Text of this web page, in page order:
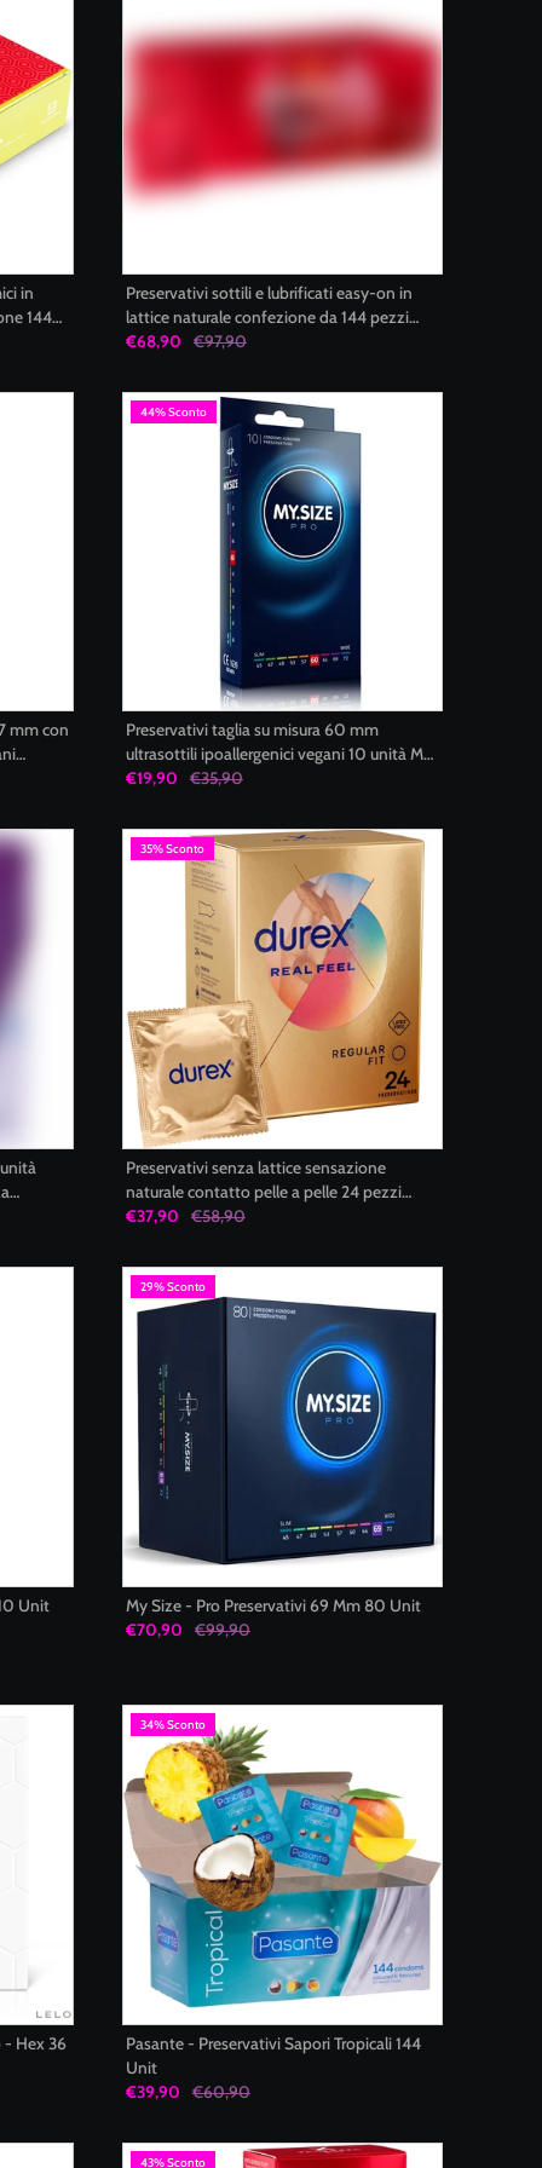
in
144
Preservativi sottili e lubrificati easy-on in
lattice naturale confezione da 144 pezzi
sensitive soft durex condoms
€68,90 €97,90
mm con
44% Sconto
Preservativi taglia su misura 60 mm
ultrasottili ipoallergenici vegani 10 unità MY
SIZE PRO
€19,90 €35,90
35% Sconto
Preservativi senza lattice sensazione
naturale contatto pelle a pelle 24 pezzi
trasparenti lubrificati Durex Condoms
€37,90 €58,90
Unit
29% Sconto
My Size - Pro Preservativi 69 Mm 80 Unit
€70,90
€99,90
- Hex 36
34% Sconto
Pasante - Preservativi Sapori Tropicali 144
Unit
€39,90
€60,90
43% Sconto